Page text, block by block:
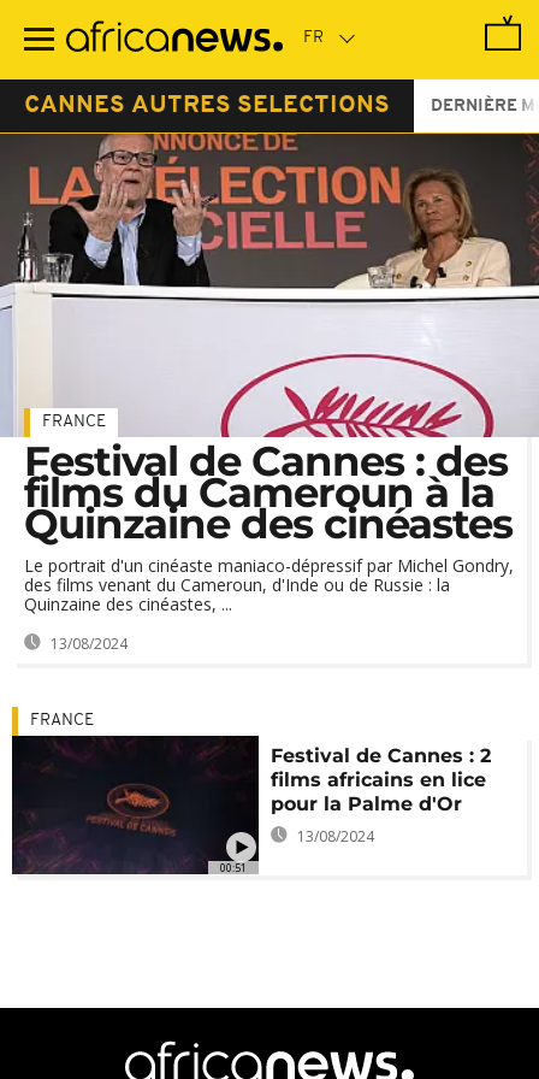
contenu
CANNES AUTRES SELECTIONS DERNIÈRE
FRANCE
Festival de Cannes : des
films du Cameroun à la
Quinzaine des cinéastes
Le portrait d'un cinéaste maniaco-dépressif par Michel Gondry,
des films venant du Cameroun, d'Inde ou de Russie : la
Quinzaine des cinéastes, ...
13/08/2024
00:51
FRANCE
Festival de Cannes : 2
films africains en lice
pour la Palme d'Or
13/08/2024